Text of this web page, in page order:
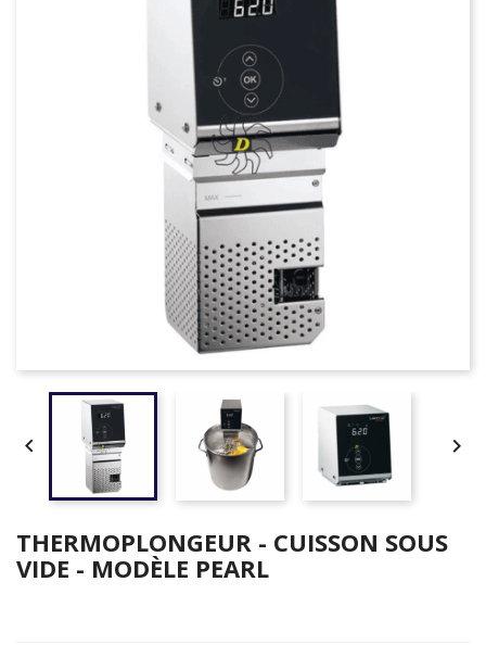
 
THERMOPLONGEUR - CUISSON SOUS
VIDE - MODÈLE PEARL